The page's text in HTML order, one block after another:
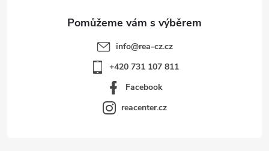
info@rea-cz.cz
+420 731 107 811
Facebook
reacenter.cz